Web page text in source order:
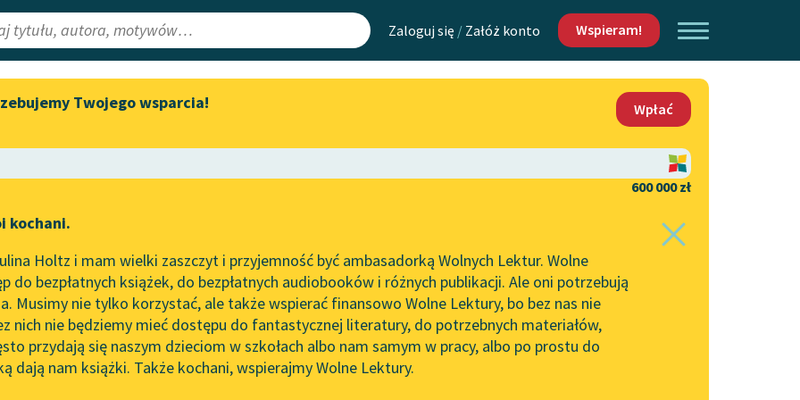
Zaloguj się / Załóż konto Wspieram!
Lektury
redakcyjne
Aktualności
„Prokurator Alicja Horn” do
literatury skandynawskiej
Spotkanie z Katarzyną Tunkiel
w Oslo
102. lata temu zmarł Joseph
Conrad
Mapa Wolnych Lektur
Leśmianator
API
OAI-PMH
Widget Wolnych Lektur
Kontakt
O projekcie
Zasady wykorzystania
Wolnych Lektur
Logotypy
Materiały promocyjne
Twojego wsparcia!
Wpłać
600 000 zł
kochani.
Holtz i mam wielki zaszczyt i przyjemność być ambasadorką Wolnych Lektur. Wolne
do bezpłatnych książek, do bezpłatnych audiobooków i różnych publikacji. Ale oni potrzebują
Musimy nie tylko korzystać, ale także wspierać finansowo Wolne Lektury, bo bez nas nie
nich nie będziemy mieć dostępu do fantastycznej literatury, do potrzebnych materiałów,
przydają się naszym dzieciom w szkołach albo nam samym w pracy, albo po prostu do
dają nam książki. Także kochani, wspierajmy Wolne Lektury.